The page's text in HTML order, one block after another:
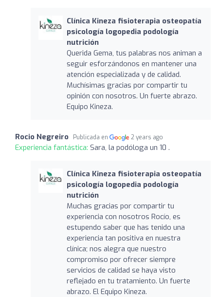
Clínica Kineza fisioterapia osteopatía
psicología logopedia podología
nutrición
Querida Gema, tus palabras nos animan a
seguir esforzándonos en mantener una
atención especializada y de calidad.
Muchísimas gracias por compartir tu
opinión con nosotros. Un fuerte abrazo.
Equipo Kineza.
Rocio Negreiro Publicada en 2 years ago
Experiencia fantástica: Sara, la podóloga un 10 .
Clínica Kineza fisioterapia osteopatía
psicología logopedia podología
nutrición
Muchas gracias por compartir tu
experiencia con nosotros Rocío, es
estupendo saber que has tenido una
experiencia tan positiva en nuestra
clínica; nos alegra que nuestro
compromiso por ofrecer siempre
servicios de calidad se haya visto
reflejado en tu tratamiento. Un fuerte
abrazo. El Equipo Kineza.